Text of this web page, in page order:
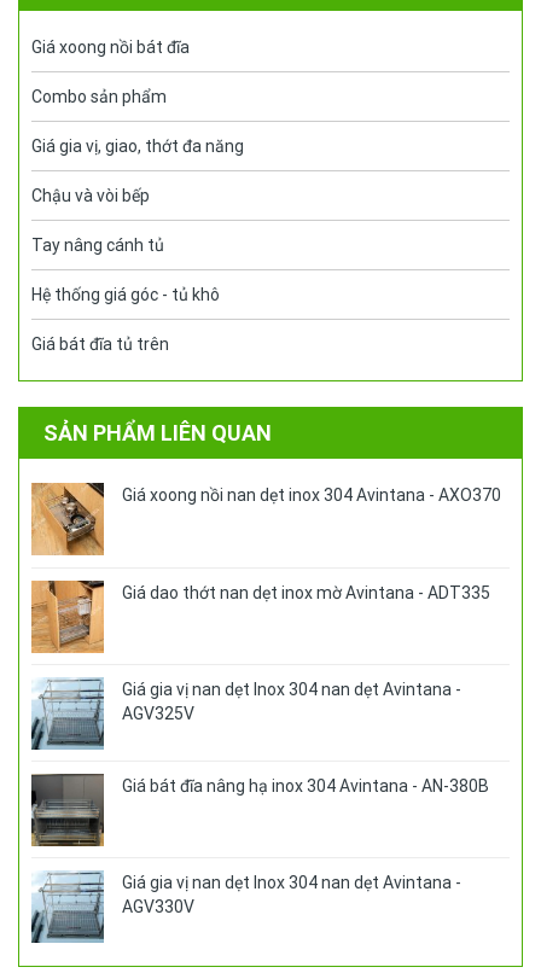
Giá xoong nồi bát đĩa
Combo sản phẩm
Giá gia vị, giao, thớt đa năng
Chậu và vòi bếp
Tay nâng cánh tủ
Hệ thống giá góc - tủ khô
Giá bát đĩa tủ trên
SẢN PHẨM LIÊN QUAN
Giá xoong nồi nan dẹt inox 304 Avintana - AXO370
Giá dao thớt nan dẹt inox mờ Avintana - ADT335
Giá gia vị nan dẹt Inox 304 nan dẹt Avintana -
AGV325V
Giá bát đĩa nâng hạ inox 304 Avintana - AN-380B
Giá gia vị nan dẹt Inox 304 nan dẹt Avintana -
AGV330V